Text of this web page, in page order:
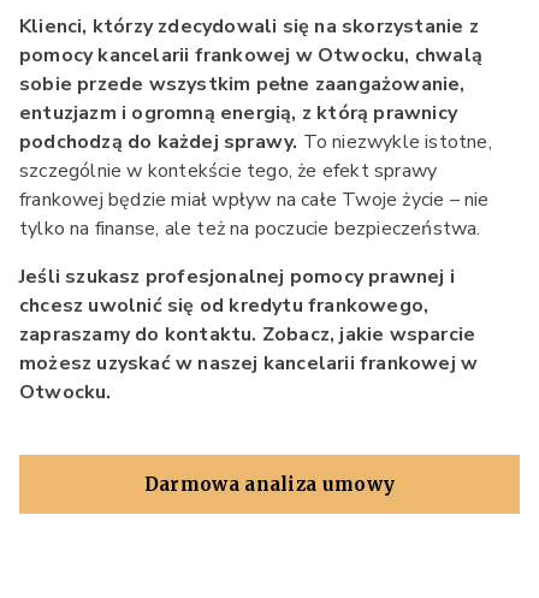
Klienci, którzy zdecydowali się na skorzystanie z
pomocy kancelarii frankowej w Otwocku, chwalą
sobie przede wszystkim pełne zaangażowanie,
entuzjazm i ogromną energią, z którą prawnicy
podchodzą do każdej sprawy. To niezwykle istotne,
szczególnie w kontekście tego, że efekt sprawy
frankowej będzie miał wpływ na całe Twoje życie – nie
tylko na finanse, ale też na poczucie bezpieczeństwa.
Jeśli szukasz profesjonalnej pomocy prawnej i
chcesz uwolnić się od kredytu frankowego,
zapraszamy do kontaktu. Zobacz, jakie wsparcie
możesz uzyskać w naszej kancelarii frankowej w
Otwocku.
Darmowa analiza umowy